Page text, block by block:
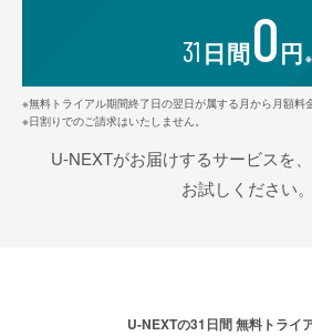
31 日間0円 ※
※無料トライアル期間終了日の翌日が属する月から月額料
※日割りでのご請求はいたしません。
U-NEXTがお届けするサービスを
お試しください。
U-NEXTの31⽇間 無料トライ